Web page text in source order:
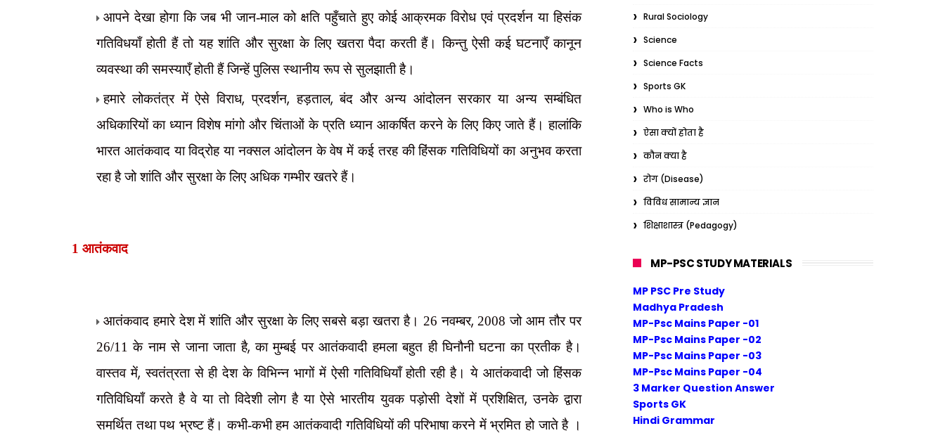
आपने देखा होगा कि जब भी जान-माल को क्षति पहुँचाते हुए कोई आक्रमक विरोध एवं प्रदर्शन या हिसंक
गतिविधयाँ होती हैं तो यह शांति और सुरक्षा के लिए खतरा पैदा करती हैं। किन्तु ऐसी कई घटनाएँ कानून
व्यवस्था की समस्याएँ होती हैं जिन्हें पुलिस स्थानीय रूप से सुलझाती है।
हमारे लोकतंत्र में ऐसे विराध,प्रदर्शन,हड़ताल,बंद और अन्य आंदोलन सरकार या अन्य सम्बंधित
अधिकारियों का ध्यान विशेष मांगो और चिंताओं के प्रति ध्यान आकर्षित करने के लिए किए जाते हैं। हालांकि
भारत आतंकवाद या विद्रोह या नक्सल आंदोलन के वेष में कई तरह की हिंसक गतिविधियों का अनुभव करता
रहा है जो शांति और सुरक्षा के लिए अधिक गम्भीर खतरे हैं।
1 आतंकवाद
आतंकवाद हमारे देश में शांति और सुरक्षा के लिए सबसे बड़ा खतरा है। 26 नवम्बर,2008 जो आम तौर पर
26/11 के नाम से जाना जाता है,का मुम्बई पर आतंकवादी हमला बहुत ही घिनौनी घटना का प्रतीक है।
वास्तव में,स्वतंत्रता से ही देश के विभिन्न भागों में ऐसी गतिविधियाँ होती रही है। ये आतंकवादी जो हिंसक
गतिविधियाँ करते है वे या तो विदेशी लोग है या ऐसे भारतीय युवक पड़ोसी देशों में प्रशिक्षित,उनके द्वारा
समर्थित तथा पथ भ्रष्ट हैं। कभी-कभी हम आतंकवादी गतिविधियों की परिभाषा करने में भ्रमित हो जाते है ।
Rural Sociology
Science
Science Facts
Sports GK
Who is Who
ऐसा क्यों होता है
कौन क्या है
रोग (Disease)
विविध सामान्य ज्ञान
शिक्षाशास्त्र (Pedagogy)
MP-PSC STUDY MATERIALS
MP PSC Pre Study
Madhya Pradesh
MP-Psc Mains Paper -01
MP-Psc Mains Paper -02
MP-Psc Mains Paper -03
MP-Psc Mains Paper -04
3 Marker Question Answer
Sports GK
Hindi Grammar